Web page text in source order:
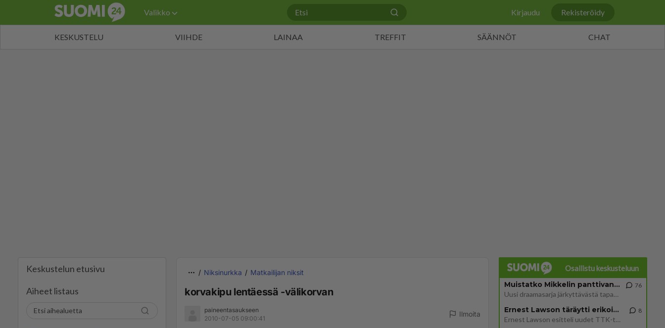
Valikko Kirjaudu Rekisteröidy
KESKUSTELU VIIHDE LAINAA TREFFIT SÄÄNNÖT CHAT
Keskustelun etusivu
Aiheet listaus
Niksinurkka Matkailijan niksit
korvakipu lentäessä -välikorvan
paineentasaukseen
2010-07-05 09:00:41
Ilmoita
Osallistu keskusteluun
Muistatko Mikkelin panttivankidraaman?
Uusi draamasarja järkyttävästä tapauksesta on tulossa. Tositapahtumiin perustuva sarja ammentaa vuoden 1986 Mikkelin pan
76
Ernest Lawson täräytti erikoisen heiton TTK-lehdistötilaisuudessa: " Onko tässä tarkoituksena...?"
Ernest Lawson esitteli uudet TTK-tähtioppilaat ja opettajat torstaina 6.8. lehdistölle. Tulevalla kaudella on yksi hausk
8